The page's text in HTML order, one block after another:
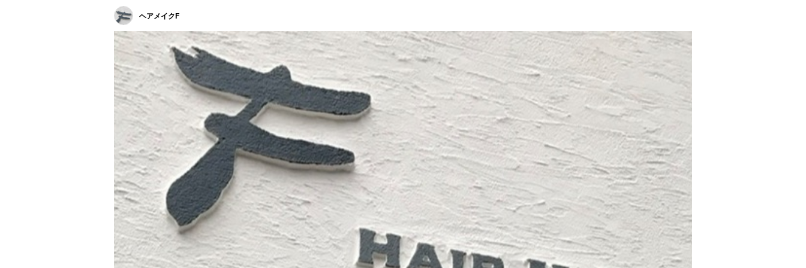
ヘアメイクF